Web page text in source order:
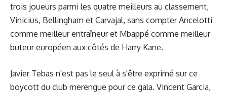
trois joueurs parmi les quatre meilleurs au classement,
Vinicius, Bellingham et Carvajal, sans compter Ancelotti
comme meilleur entraîneur et Mbappé comme meilleur
buteur européen aux côtés de Harry Kane.
Javier Tebas n'est pas le seul à s'être exprimé sur ce
boycott du club merengue pour ce gala. Vincent Garcia,